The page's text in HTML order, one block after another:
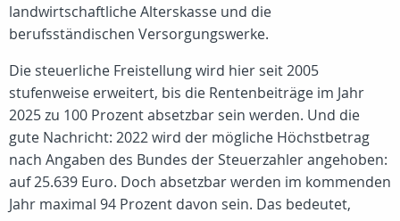
landwirtschaftliche Alterskasse und die
berufsständischen Versorgungswerke.
Die steuerliche Freistellung wird hier seit 2005
stufenweise erweitert, bis die Rentenbeiträge im Jahr
2025 zu 100 Prozent absetzbar sein werden. Und die
gute Nachricht: 2022 wird der mögliche Höchstbetrag
nach Angaben des Bundes der Steuerzahler angehoben:
auf 25.639 Euro. Doch absetzbar werden im kommenden
Jahr maximal 94 Prozent davon sein. Das bedeutet,